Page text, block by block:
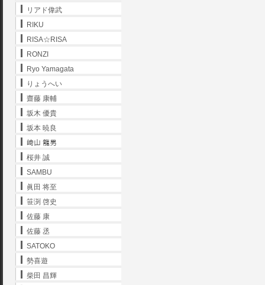
リアド偉武
RIKU
RISA☆RISA
RONZI
Ryo Yamagata
りょうへい
齋藤 康輔
坂木 優貴
坂本 暁良
﨑山 龍男
桜井 誠
SAMBU
眞田 将至
笹渕 啓史
佐藤 康
佐藤 丞
SATOKO
勢喜遊
柴田 昌輝